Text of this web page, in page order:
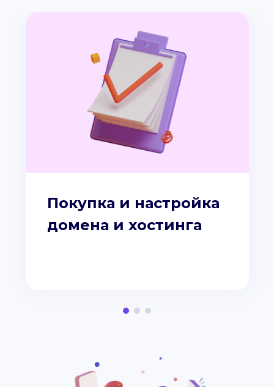
Покупка и настройка
домена и хостинга